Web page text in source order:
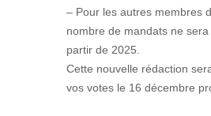
– Pour les autres membres
nombre de mandats ne sera
partir de 2025.
Cette nouvelle rédaction
vos votes le 16 décembre